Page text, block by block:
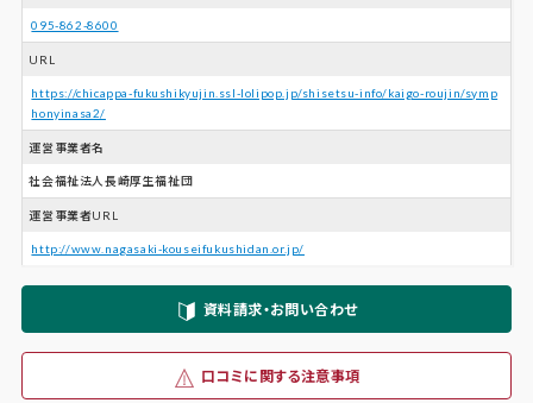
095-862-8600
URL
https://chicappa-fukushikyujin.ssl-lolipop.jp/shisetsu-info/kaigo-roujin/symp
honyinasa2/
運営事業者名
社会福祉法人長崎厚生福祉団
運営事業者URL
http://www.nagasaki-kouseifukushidan.or.jp/
資料請求・お問い合わせ
口コミに関する注意事項